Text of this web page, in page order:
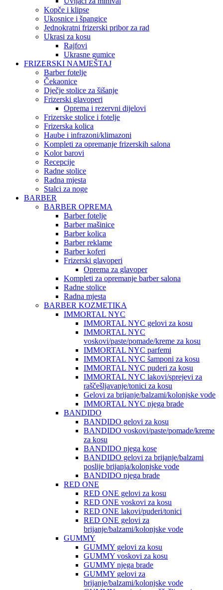
Kopče i klipse
Ukosnice i špangice
Jednokratni frizerski pribor za rad
Ukrasi za kosu
Rajfovi
Ukrasne gumice
FRIZERSKI NAMJEŠTAJ
Barber fotelje
Čekaonice
Dječje stolice za šišanje
Frizerski glavoperi
Oprema i rezervni dijelovi
Frizerske stolice i fotelje
Frizerska kolica
Haube i infrazoni/klimazoni
Kompleti za opremanje frizerskih salona
Kolor barovi
Recepcije
Radne stolice
Radna mjesta
Stalci za noge
BARBER
BARBER OPREMA
Barber fotelje
Barber mašinice
Barber kolica
Barber reklame
Barber koferi
Frizerski glavoperi
Oprema za glavoper
Kompleti za opremanje barber salona
Radne stolice
Radna mjesta
BARBER KOZMETIKA
IMMORTAL NYC
IMMORTAL NYC gelovi za kosu
IMMORTAL NYC
voskovi/paste/pomade/kreme za kosu
IMMORTAL NYC parfemi
IMMORTAL NYC šamponi za kosu
IMMORTAL NYC puderi za kosu
IMMORTAL NYC lakovi/sprejevi za
raščešljavanje/tonici za kosu
Gelovi za brijanje/balzami/kolonjske vode
IMMORTAL NYC njega brade
BANDIDO
BANDIDO gelovi za kosu
BANDIDO voskovi/paste/pomade/kreme
za kosu
BANDIDO njega kose
BANDIDO gelovi za brijanje/balzami
poslije brijanja/kolonjske vode
BANDIDO njega brade
RED ONE
RED ONE gelovi za kosu
RED ONE voskovi za kosu
RED ONE lakovi/puderi/tonici
RED ONE gelovi za
brijanje/balzami/kolonjske vode
GUMMY
GUMMY gelovi za kosu
GUMMY voskovi za kosu
GUMMY njega brade
GUMMY gelovi za
brijanje/balzami/kolonjske vode